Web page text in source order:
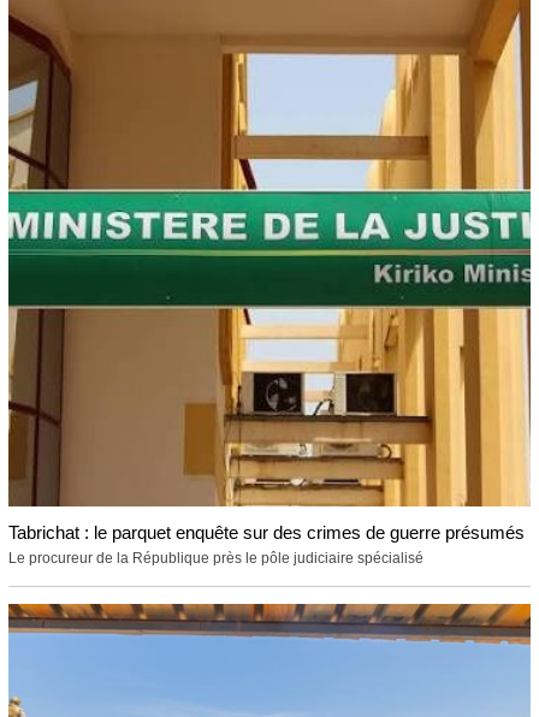
Tabrichat : le parquet enquête sur des crimes de guerre présumés
Le procureur de la République près le pôle judiciaire spécialisé